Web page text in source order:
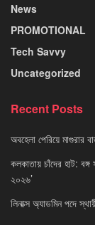
News
PROMOTIONAL
Tech Savvy
Uncategorized
Recent Posts
অবহেলা পেরিয়ে মাগুরার
কলকাতায় চাঁদের হাট:
২০২৬’
লিনাক্স অ্যাডমিন পদে